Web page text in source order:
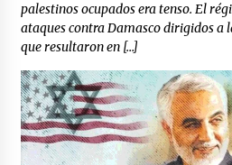
palestinos ocupados era tenso. El
ataques contra Damasco dirigidos
que resultaron en […]